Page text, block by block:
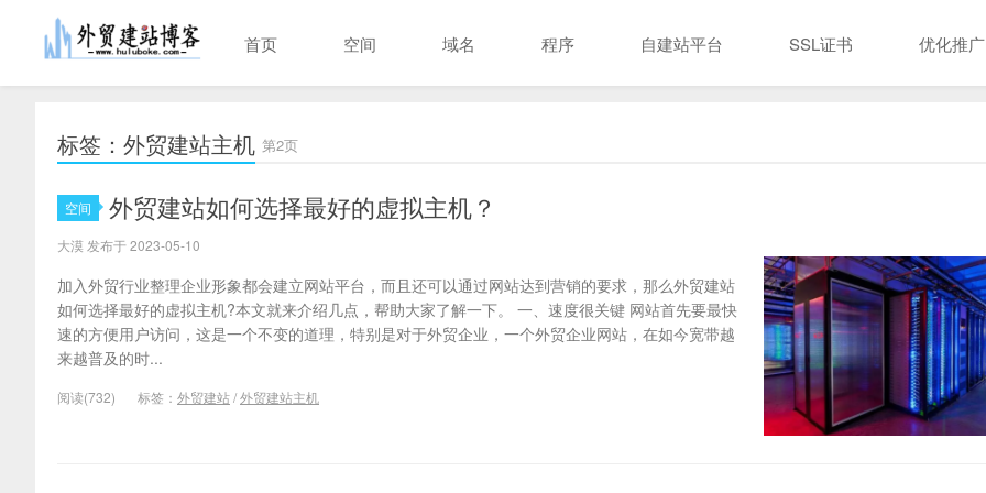
首页 空间 域名 程序 自建站平台 SSL证书 优化推广
标签：外贸建站主机 第2页
空间 外贸建站如何选择最好的虚拟主机？
大漠 发布于 2023-05-10
加入外贸行业整理企业形象都会建立网站平台，而且还可以通过网站达到营销的要求，那么外贸建站
如何选择最好的虚拟主机?本文就来介绍几点，帮助大家了解一下。 一、速度很关键 网站首先要最快
速的方便用户访问，这是一个不变的道理，特别是对于外贸企业，一个外贸企业网站，在如今宽带越
来越普及的时...
阅读(732) 标签： 外贸建站/外贸建站主机